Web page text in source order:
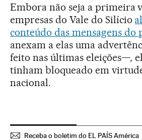
Embora não seja a primeira
empresas do Vale do Silício
conteúdo das mensagens do
anexam a elas uma
feito nas últimas eleições—,
tinham bloqueado em
nacional.
Receba o boletim do EL PAÍS América